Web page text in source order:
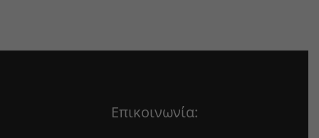
Επικοινωνία: